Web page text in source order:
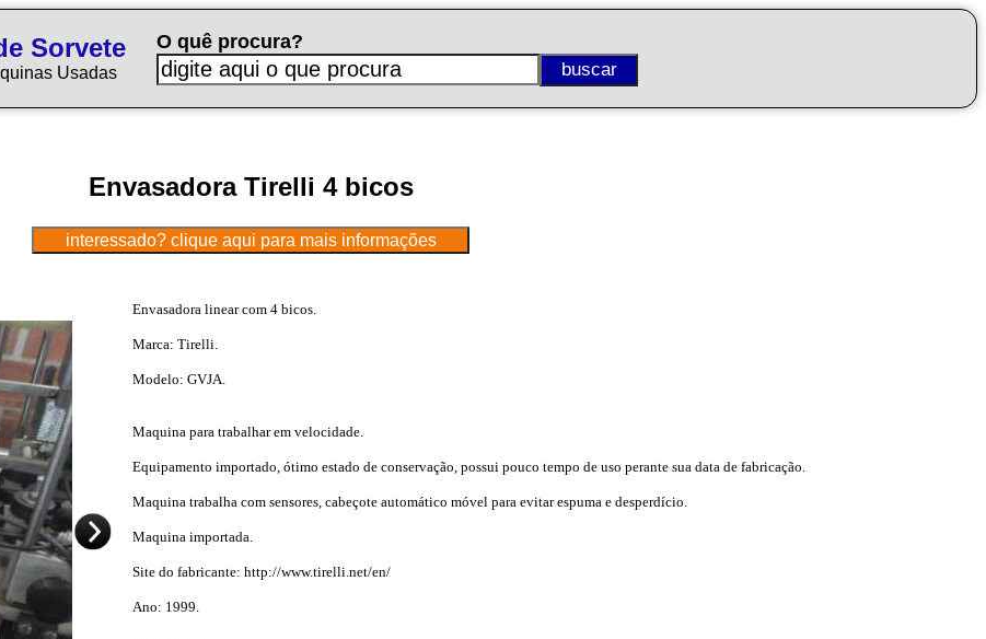
Sorvete
Usadas
O quê procura?
Envasadora Tirelli 4 bicos
Envasadora linear com 4 bicos.
Marca: Tirelli.
Modelo: GVJA.
Maquina para trabalhar em velocidade.
Equipamento importado, ótimo estado de conservação, possui pouco tempo de uso perante sua data de fabricação.
Maquina trabalha com sensores, cabeçote automático móvel para evitar espuma e desperdício.
Maquina importada.
Site do fabricante: http://www.tirelli.net/en/
Ano: 1999.